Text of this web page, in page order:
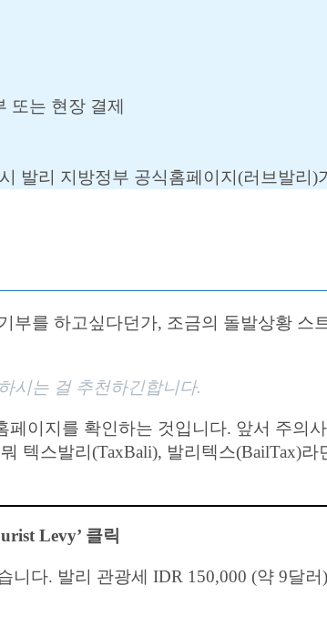
또는 현장 결제
발리 지방정부 공식홈페이지(러브발리)
를 하고싶다던가, 조금의 돌발상황 스
시는 걸 추천하긴합니다.
이지를 확인하는 것입니다. 앞서 주의
텍스발리(TaxBali), 발리텍스(BailTax)
Levy’ 클릭
니다. 발리 관광세 IDR 150,000 (약 9달